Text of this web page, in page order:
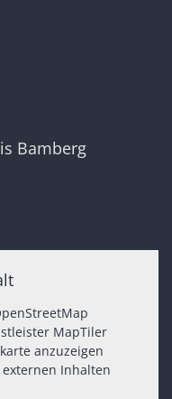
Bamberg
MapTiler
anzuzeigen
Inhalten